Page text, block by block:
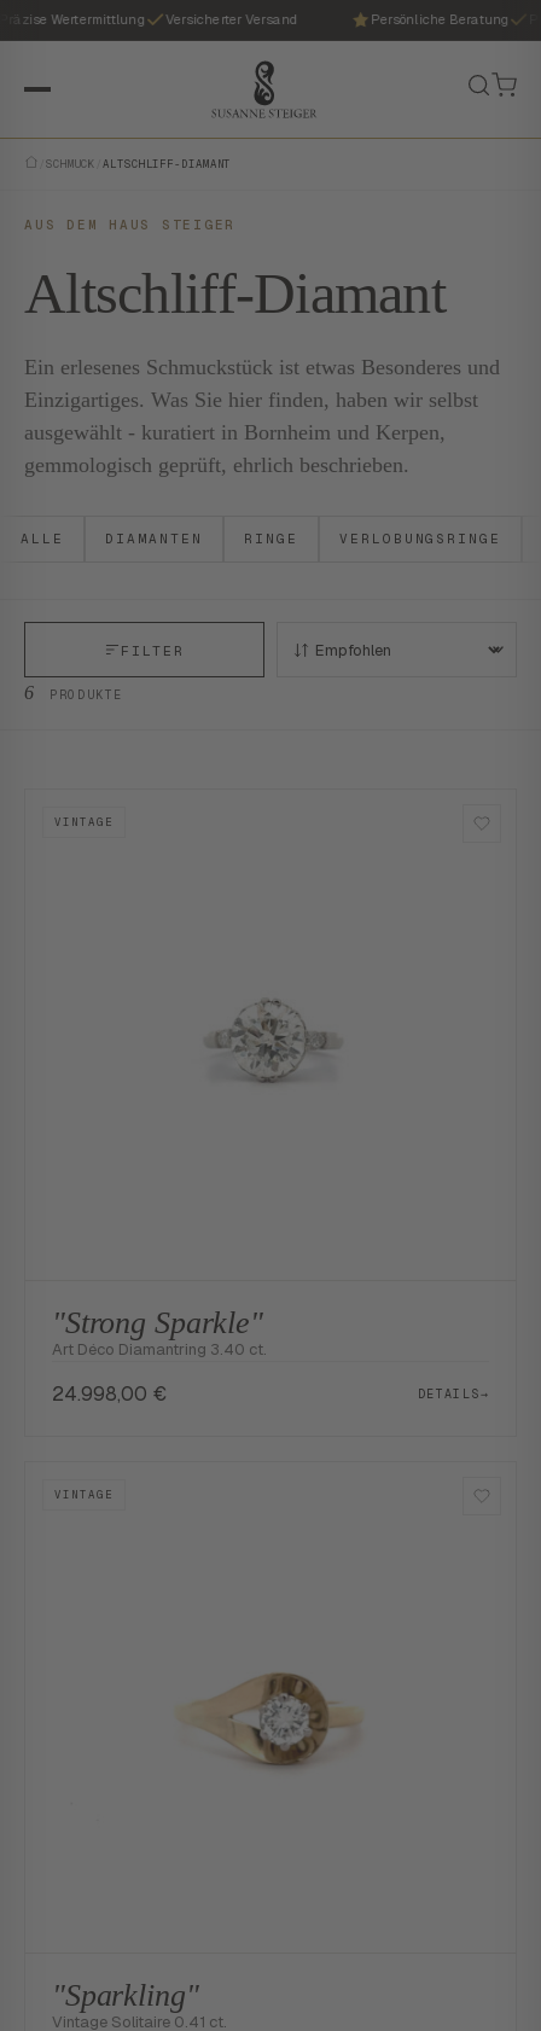
Wertermittlung Versicherter Versand Persönliche Beratung
SCHMUCK /ALTSCHLIFF-DIAMANT
AUS DEM HAUS STEIGER
Altschliff-Diamant
Ein erlesenes Schmuckstück ist etwas Besonderes und
Einzigartiges. Was Sie hier finden, haben wir selbst
ausgewählt - kuratiert in Bornheim und Kerpen,
gemmologisch geprüft, ehrlich beschrieben.
ALLE DIAMANTEN RINGE VERLOBUNGSRINGE
6 PRODUKTE
FILTER SORTIEREN:
VINTAGE
"Strong Sparkle"
Art Déco Diamantring 3.40 ct.
24.998,00 € DETAILS→
VINTAGE
"Sparkling"
Vintage Solitaire 0.41 ct.